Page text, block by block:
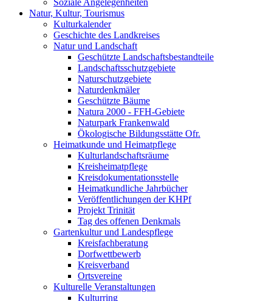
Soziale Angelegenheiten
Natur, Kultur, Tourismus
Kulturkalender
Geschichte des Landkreises
Natur und Landschaft
Geschützte Landschaftsbestandteile
Landschaftsschutzgebiete
Naturschutzgebiete
Naturdenkmäler
Geschützte Bäume
Natura 2000 - FFH-Gebiete
Naturpark Frankenwald
Ökologische Bildungsstätte Ofr.
Heimatkunde und Heimatpflege
Kulturlandschaftsräume
Kreisheimatpflege
Kreisdokumentationsstelle
Heimatkundliche Jahrbücher
Veröffentlichungen der KHPf
Projekt Trinität
Tag des offenen Denkmals
Gartenkultur und Landespflege
Kreisfachberatung
Dorfwettbewerb
Kreisverband
Ortsvereine
Kulturelle Veranstaltungen
Kulturring